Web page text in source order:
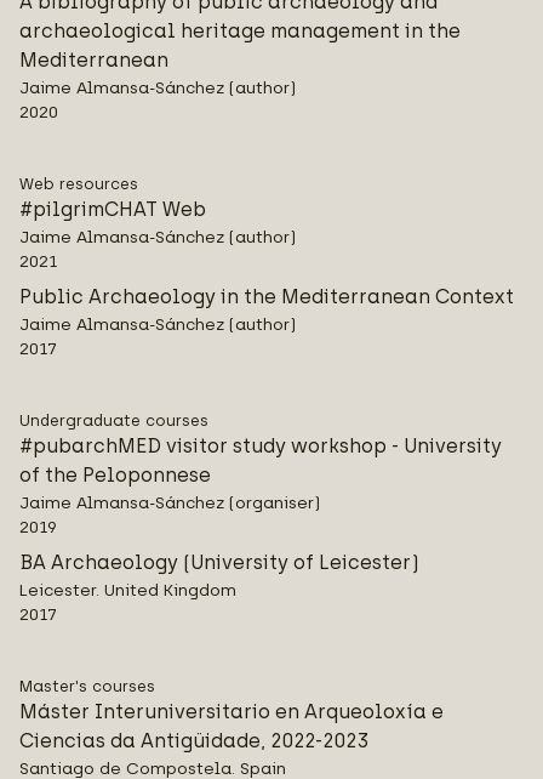
archaeological heritage management in the
Mediterranean
Jaime Almansa-Sánchez (author)
2020
Web resources
#pilgrimCHAT Web
Jaime Almansa-Sánchez (author)
2021
Public Archaeology in the Mediterranean Context
Jaime Almansa-Sánchez (author)
2017
Undergraduate courses
#pubarchMED visitor study workshop - University
of the Peloponnese
Jaime Almansa-Sánchez (organiser)
2019
BA Archaeology (University of Leicester)
Leicester. United Kingdom
2017
Master's courses
Máster Interuniversitario en Arqueoloxía e
Ciencias da Antigüidade, 2022-2023
Santiago de Compostela. Spain